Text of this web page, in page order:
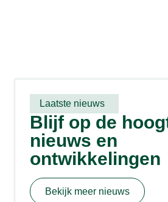
Laatste nieuws
Blijf op de
nieuws en
ontwikkelingen
Bekijk meer nieuws